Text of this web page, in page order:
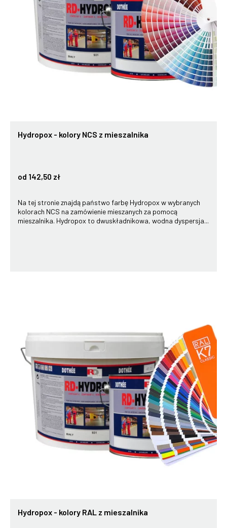
Hydropox - kolory NCS z mieszalnika
od 142,50 zł
Na tej stronie znajdą państwo farbę Hydropox w wybranych
kolorach NCS na zamówienie mieszanych za pomocą
mieszalnika. Hydropox to dwuskładnikowa, wodna dyspersja...
Hydropox - kolory RAL z mieszalnika